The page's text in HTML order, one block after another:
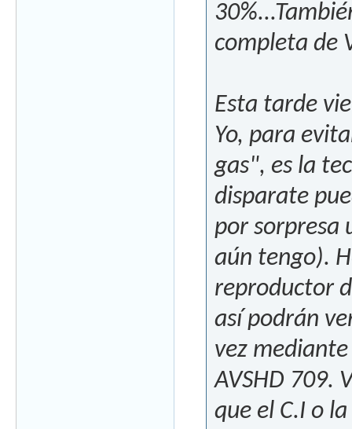
completa de
Esta tarde
Yo, para
gas", es la
disparate
por sorpresa
aún tengo).
reproductor
así podrán
vez
AVSHD 709.
que el C.I o